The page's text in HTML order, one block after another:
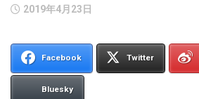
2019年4月23日
Facebook Twitter
Bluesky